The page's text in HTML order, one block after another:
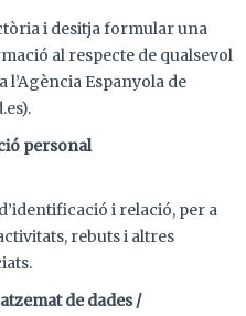
i desitja formular una
al respecte de qualsevol
l’Agència Espanyola de
personal
i relació, per a
rebuts i altres
de dades /